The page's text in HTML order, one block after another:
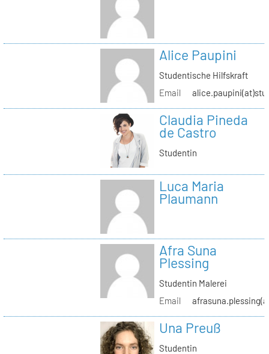
Alice Paupini
Studentische Hilfskraft
Email
Claudia Pineda
de Castro
Studentin
Luca Maria
Plaumann
Afra Suna
Plessing
Studentin Malerei
Email
Una Preuß
Studentin